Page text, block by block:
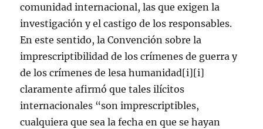
comunidad internacional, las que exigen la
investigación y el castigo de los responsables.
En este sentido, la Convención sobre la
imprescriptibilidad de los crímenes de guerra y
de los crímenes de lesa humanidad[i][i]
claramente afirmó que tales ilícitos
internacionales “son imprescriptibles,
cualquiera que sea la fecha en que se hayan